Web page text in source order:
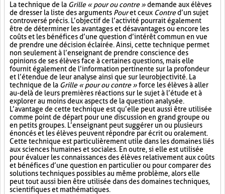
La technique de la Grille « pour ou contre »demande aux élèves
de dresser la liste des arguments Pouret ceux Contred’un sujet
controversé précis. L’objectif de l’activité pourrait également
être de déterminer les avantages et désavantages ou encore les
coûts et les bénéfices d’une question d’intérêt commun en vue
de prendre une décision éclairée. Ainsi, cette technique permet
non seulement à l’enseignant de prendre conscience des
opinions de ses élèves face à certaines questions, mais elle
fournit également de l’information pertinente sur la profondeur
et l’étendue de leur analyse ainsi que sur leur objectivité. La
technique de la Grille « pour ou contre »force les élèves à aller
au-delà de leurs premières réactions sur le sujet à l’étude et à
explorer au moins deux aspects de la question analysée.
L’avantage de cette technique est qu’elle peut aussi être utilisée
comme point de départ pour une discussion en grand groupe ou
en petits groupes. L’enseignant peut suggérer un ou plusieurs
énoncés et les élèves peuvent répondre par écrit ou oralement.
Cette technique est particulièrement utile dans les domaines liés
aux sciences humaines et sociales. En outre, si elle est utilisée
pour évaluer les connaissances des élèves relativement aux coûts
et bénéfices d’une question en particulier ou pour comparer des
solutions techniques possibles au même problème, alors elle
peut tout aussi bien être utilisée dans des domaines techniques,
scientifiques et mathématiques.